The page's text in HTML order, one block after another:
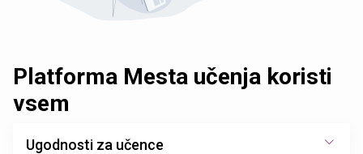
Platforma Mesta učenja koristi
vsem
Ugodnosti za učence